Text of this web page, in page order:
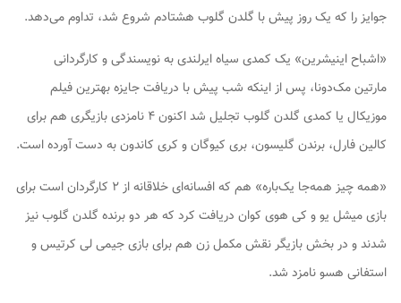
جوایز را که یک روز پیش با گلدن گلوب هشتادم شروع شد، تداوم می‌دهد.
«اشباح اینیشرین» یک کمدی سیاه ایرلندی به نویسندگی و کارگردانی
مارتین مک‌دونا، پس از اینکه شب پیش با دریافت جایزه بهترین فیلم
موزیکال یا کمدی گلدن گلوب تجلیل شد اکنون ۴ نامزدی بازیگری هم برای
کالین فارل، برندن گلیسون، بری کیوگان و کری کاندون به دست آورده است.
«همه چیز همه‌جا یک‌باره» هم که افسانه‌ای خلاقانه از ۲ کارگردان است برای
بازی میشل یو و کی هوی کوان دریافت کرد که هر دو برنده گلدن گلوب نیز
شدند و در بخش بازیگر نقش مکمل زن هم برای بازی جیمی لی کرتیس و
استفانی هسو نامزد شد.